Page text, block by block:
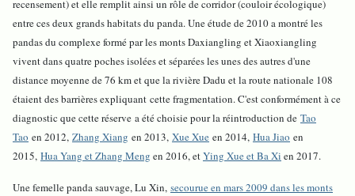
recensement) et elle remplit ainsi un rôle de corridor (couloir écologique)
entre ces deux grands habitats du panda. Une étude de 2010 a montré les
pandas du complexe formé par les monts Daxiangling et Xiaoxiangling
vivent dans quatre poches isolées et séparées les unes des autres d'une
distance moyenne de 76 km et que la rivière Dadu et la route nationale 108
étaient des barrières expliquant cette fragmentation. C'est conformément à ce
diagnostic que cette réserve a été choisie pour la réintroduction de Tao
Tao en 2012, Zhang Xiang en 2013, Xue Xue en 2014, Hua Jiao en
2015, Hua Yang et Zhang Meng en 2016, etYing Xue et Ba Xi en 2017.
Une femelle panda sauvage, Lu Xin, secourue en mars 2009 dans les monts